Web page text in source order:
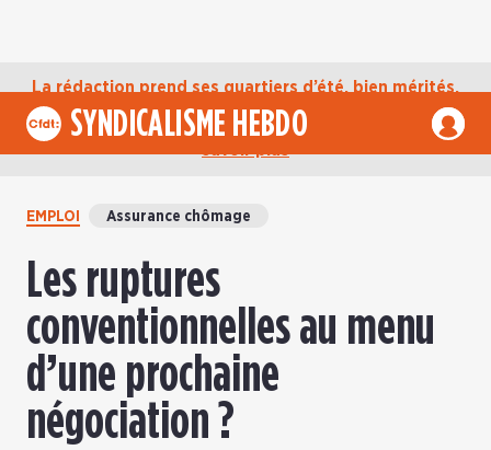
La rédaction prend ses quartiers d’été, bien mérités,
jusqu’au mardi 1er septembre. D’ici là, retrouvez
l’actualité de la CFDT sur notre compte Bluesky. En
SYNDICALISME HEBDO
EMPLOI Assurance chômage
Les ruptures
conventionnelles au menu
d’une prochaine
négociation ?